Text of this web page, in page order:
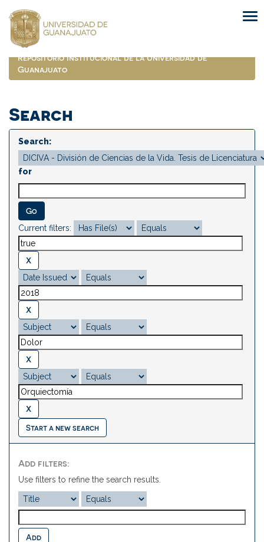
navigation
Repositorio Institucional de la Universidad de
Guanajuato
Search
Search:
for
Current filters:
Start a new search
Add filters:
Use filters to refine the search results.